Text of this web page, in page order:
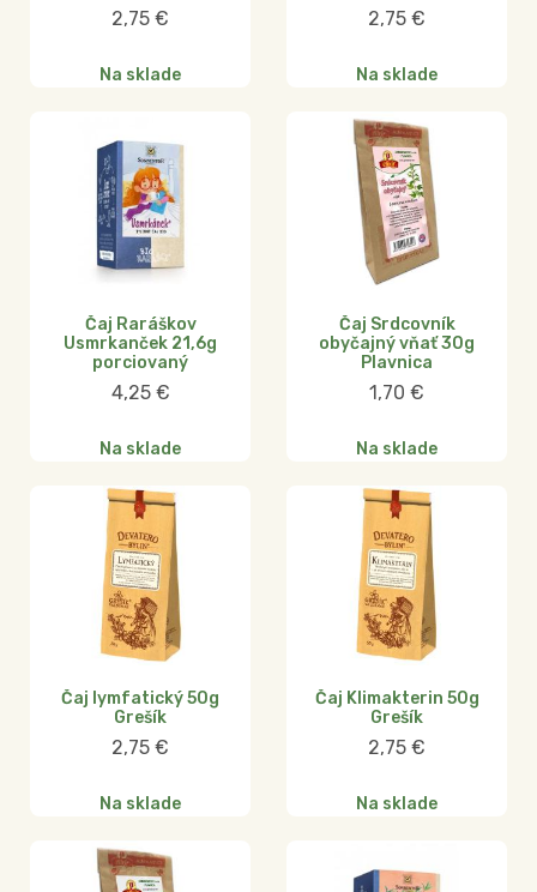
2,75 €
Na sklade
2,75 €
Na sklade
Čaj Raráškov
Usmrkanček 21,6g
porciovaný
4,25 €
Na sklade
Čaj Srdcovník
obyčajný vňať 30g
Plavnica
1,70 €
Na sklade
Čaj lymfatický 50g
Grešík
2,75 €
Na sklade
Čaj Klimakterin 50g
Grešík
2,75 €
Na sklade